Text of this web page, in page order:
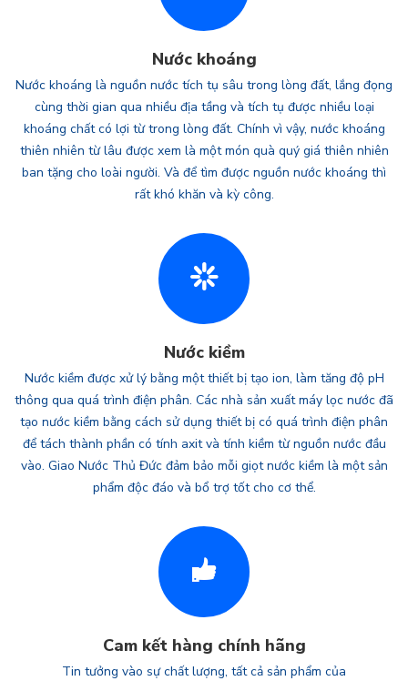
Nước khoáng
Nước khoáng là nguồn nước tích tụ sâu trong lòng đất, lắng đọng
cùng thời gian qua nhiều địa tầng và tích tụ được nhiều loại
khoáng chất có lợi từ trong lòng đất. Chính vì vậy, nước khoáng
thiên nhiên từ lâu được xem là một món quà quý giá thiên nhiên
ban tặng cho loài người. Và để tìm được nguồn nước khoáng thì
rất khó khăn và kỳ công.
Nước kiềm
Nước kiềm được xử lý bằng một thiết bị tạo ion, làm tăng độ pH
thông qua quá trình điện phân. Các nhà sản xuất máy lọc nước đã
tạo nước kiềm bằng cách sử dụng thiết bị có quá trình điện phân
để tách thành phần có tính axit và tính kiềm từ nguồn nước đầu
vào. Giao Nước Thủ Đức đảm bảo mỗi giọt nước kiềm là một sản
phẩm độc đáo và bổ trợ tốt cho cơ thể.
Cam kết hàng chính hãng
Tin tưởng vào sự chất lượng, tất cả sản phẩm của